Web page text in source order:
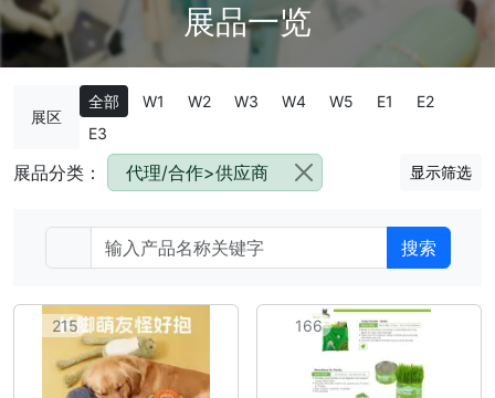
展品一览
展区
全部 W1 W2 W3 W4 W5 E1
E2
E3
展品分类： 代理/合作>供应商 显示筛选
搜索
215 166